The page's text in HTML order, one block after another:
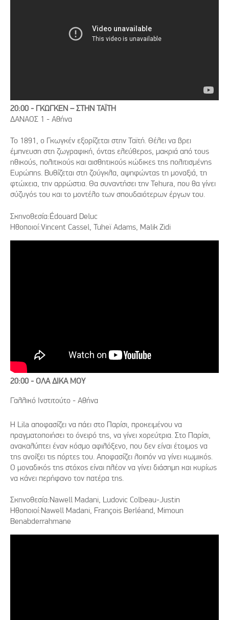
20:00 - ΓΚΩΓΚΕΝ – ΣΤΗΝ ΤΑΪΤΗ
ΔΑΝΑΟΣ 1 - Αθήνα
Το 1891, ο Γκωγκέν εξορίζεται στην Ταϊτή. Θέλει να βρει
έμπνευση στη ζωγραφική, όντας ελεύθερος, μακριά από τους
ηθικούς, πολιτικούς και αισθητικούς κώδικες της πολιτισμένης
Ευρώπης. Βυθίζεται στη ζούγκλα, αψηφώντας τη μοναξιά, τη
φτώχεια, την αρρώστια. Θα συναντήσει την Tehura, που θα γίνει
σύζυγός του και το μοντέλο των σπουδαιότερων έργων του.
Σκηνοθεσία:Édouard Deluc
Ηθοποιοί:Vincent Cassel, Tuheï Adams, Malik Zidi
20:00 - ΟΛΑ ΔΙΚΑ ΜΟΥ
Γαλλικό Ινστιτούτο - Αθήνα
H Lila αποφασίζει να πάει στο Παρίσι, προκειμένου να
πραγματοποιήσει το όνειρό της, να γίνει χορεύτρια. Στο Παρίσι,
ανακαλύπτει έναν κόσμο αφιλόξενο, που δεν είναι έτοιμος να
της ανοίξει τις πόρτες του. Αποφασίζει λοιπόν να γίνει κωμικός.
Ο μοναδικός της στόχος είναι πλέον να γίνει διάσημη και κυρίως
να κάνει περήφανο τον πατέρα της.
Σκηνοθεσία:Nawell Madani, Ludovic Colbeau-Justin
Ηθοποιοί:Nawell Madani, François Berléand, Mimoun
Benabderrahmane